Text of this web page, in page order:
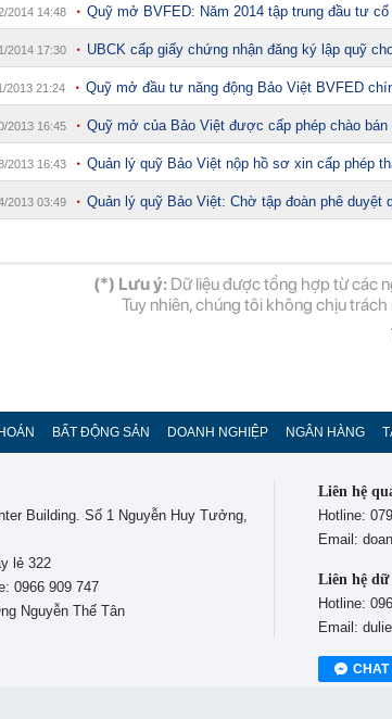
2014 14:48 Quỹ mở BVFED: Năm 2014 tập trung đầu tư cổ
2014 17:30 UBCK cấp giấy chứng nhận đăng ký lập quỹ
2013 21:24 Quỹ mở đầu tư năng động Bảo Việt BVFED
2013 16:45 Quỹ mở của Bảo Việt được cấp phép chào
2013 16:43 Quản lý quỹ Bảo Việt nộp hồ sơ xin cấp phép
2013 03:49 Quản lý quỹ Bảo Việt: Chờ tập đoàn phê
(*) Lưu ý: Dữ liệu được tổng hợp từ các
Tuy nhiên, chúng tôi không chịu
BẤT ĐỘNG SẢN DOANH NGHIỆP NGÂN HÀNG
Building. Số 1 Nguyễn Huy Tưởng,
lẻ 322
0966 909 747
Nguyễn Thế Tân
Liên hệ
Hotline:
Email:
Liên hệ dữ
Hotline:
Email:
CHAT